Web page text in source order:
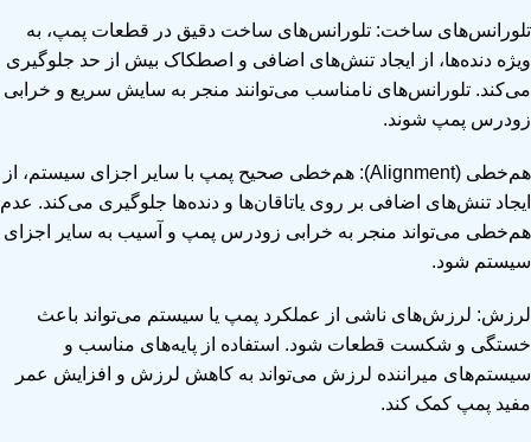
تلورانس‌های ساخت: تلورانس‌های ساخت دقیق در قطعات پمپ، به
ویژه دنده‌ها، از ایجاد تنش‌های اضافی و اصطکاک بیش از حد جلوگیری
می‌کند. تلورانس‌های نامناسب می‌توانند منجر به سایش سریع و خرابی
زودرس پمپ شوند.
هم‌خطی (Alignment): هم‌خطی صحیح پمپ با سایر اجزای سیستم، از
ایجاد تنش‌های اضافی بر روی یاتاقان‌ها و دنده‌ها جلوگیری می‌کند. عدم
هم‌خطی می‌تواند منجر به خرابی زودرس پمپ و آسیب به سایر اجزای
سیستم شود.
لرزش: لرزش‌های ناشی از عملکرد پمپ یا سیستم می‌تواند باعث
خستگی و شکست قطعات شود. استفاده از پایه‌های مناسب و
سیستم‌های میراننده لرزش می‌تواند به کاهش لرزش و افزایش عمر
مفید پمپ کمک کند.